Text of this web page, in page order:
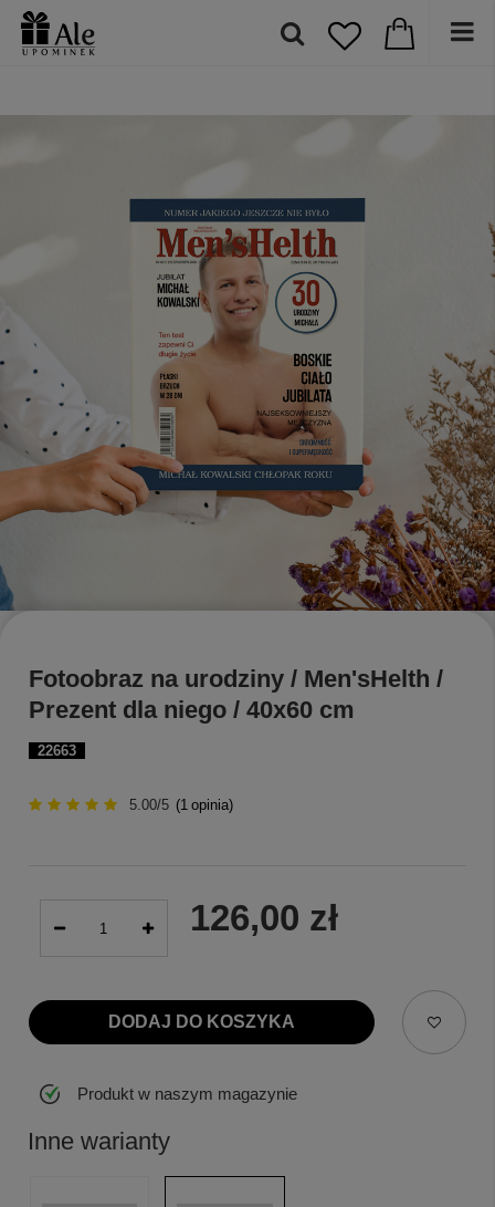
22663
Fotoobraz na urodziny / Men'sHelth /
Prezent dla niego / 40x60 cm
5.00/5 (1 opinia)
126,00 zł
DODAJ DO KOSZYKA
Produkt w naszym magazynie
Inne warianty